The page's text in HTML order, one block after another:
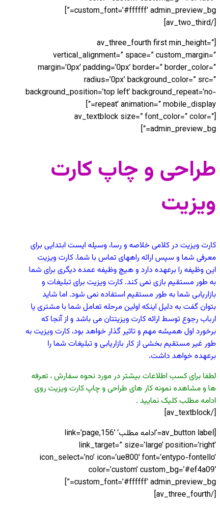
custom_font=’#ffffff’ admin_preview_bg=”]
[/av_two_third]
[av_three_fourth first min_height=”
vertical_alignment=” space=” custom_margin=”
margin=’0px’ padding=’0px’ border=” border_color=”
radius=’0px’ background_color=” src=”
background_position=’top left’ background_repeat=’no-
repeat’ animation=” mobile_display=”]
[av_textblock size=” font_color=” color=”
admin_preview_bg=”]
طراحی و چاپ کارت
ویزیت
کارت ویزیت در کلامی خلاصه و رسا، وسیله ایست ابتدایی برای
معرفی شما و سپس ارائه راههای تماس با شما. کارت ویزیت
این وظیفه را برعهده دارد و هیچ وظیفه عمده دیگری برای شما
به طور مستقیم بازی نمی کند. کارت ویزیت برای تبلیغات و
بازاریابی شما به طور مستقیم استفاده نمی شود. اما شاید
بتوان گفت به دلیل اینکه اولین مرحله تعامل شما با مشتری یا
ارباب رجوع توسط ارائه کارت ویزیتتان می باشد و از آنجا که
برخورد اول همیشه مهم و تاثیر گذار خواهد بود، کارت ویزیت به
طور غیر مستقیم بخشی از کار بازاریابی و تبلیغات شما را
برعهده خواهد داشت.
لطفا برای کسب اطلاعات بیشتر در مورد نحوه سفارش ، تعرفه
ها و مشاهده نمونه کار های طراحی و چاپ کارت ویزیت روی
ادامه مطلب کلیک نمایید .
[/av_textblock]
[av_button label=’ادامه مطلب’ link=’page,156′
link_target=” size=’large’ position=’right’
icon_select=’no’ icon=’ue800′ font=’entypo-fontello’
color=’custom’ custom_bg=’#ef4a09′
custom_font=’#ffffff’ admin_preview_bg=”]
[/av_three_fourth]